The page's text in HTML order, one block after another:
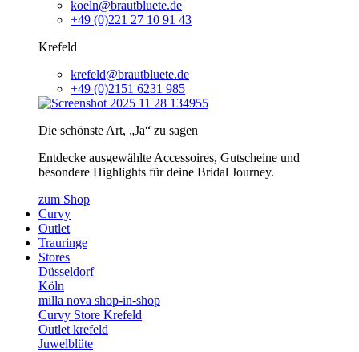
koeln@brautbluete.de
+49 (0)221 27 10 91 43
Krefeld
krefeld@brautbluete.de
+49 (0)2151 6231 985
Die schönste Art, „Ja“ zu sagen
Entdecke ausgewählte Accessoires, Gutscheine und
besondere Highlights für deine Bridal Journey.
zum Shop
Curvy
Outlet
Trauringe
Stores
Düsseldorf
Köln
milla nova shop-in-shop
Curvy Store Krefeld
Outlet krefeld
Juwelblüte